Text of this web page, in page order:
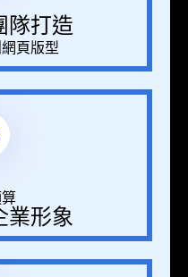
隊打造
頁版型
業形象